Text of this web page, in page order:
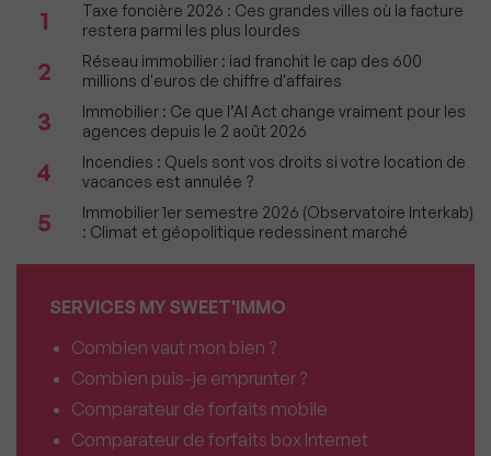
1
Taxe foncière 2026 : Ces grandes villes où la facture
restera parmi les plus lourdes
2
Réseau immobilier : iad franchit le cap des 600
millions d'euros de chiffre d'affaires
3
Immobilier : Ce que l’AI Act change vraiment pour les
agences depuis le 2 août 2026
4
Incendies : Quels sont vos droits si votre location de
vacances est annulée ?
5
Immobilier 1er semestre 2026 (Observatoire Interkab)
: Climat et géopolitique redessinent marché
SERVICES MY SWEET'IMMO
Combien vaut mon bien ?
Combien puis-je emprunter ?
Comparateur de forfaits mobile
Comparateur de forfaits box Internet